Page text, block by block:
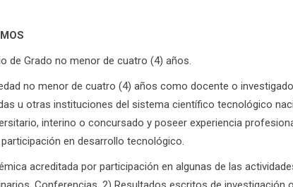
de Grado no menor de cuatro (4) años.
no menor de cuatro (4) años como docente o
u otras instituciones del sistema científico tecnológico
interino o concursado y poseer experiencia
en desarrollo tecnológico.
acreditada por participación en algunas de las